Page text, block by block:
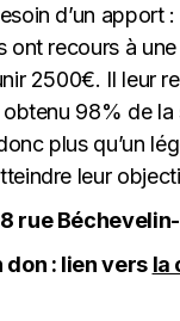
d’un apport :
ont recours à
2500€. Il leur
98% de la
plus qu’un
leur
rue
don : lien vers la